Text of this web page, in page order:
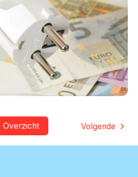
Volgende
Overzicht